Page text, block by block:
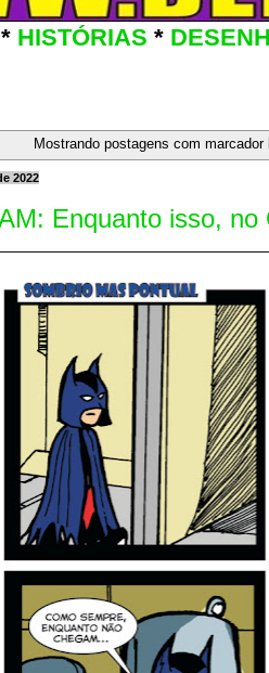
* HISTÓRIAS *
Mostrando postagens com marcador
2022
Enquanto isso,